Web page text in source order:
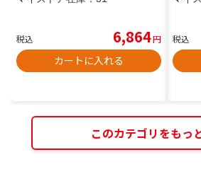
税込 6,864円
カートに入れる
税込
このカテゴリをもっ